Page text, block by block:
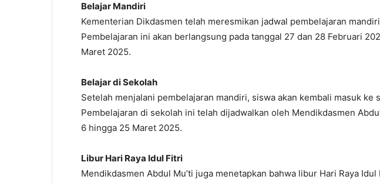
Belajar Mandiri
Kementerian Dikdasmen telah meresmikan jadwal pembelajaran
Pembelajaran ini akan berlangsung pada tanggal 27 dan 28 Februari
Maret 2025.
Belajar di Sekolah
Setelah menjalani pembelajaran mandiri, siswa akan kembali masuk ke
Pembelajaran di sekolah ini telah dijadwalkan oleh Mendikdasmen
6 hingga 25 Maret 2025.
Libur Hari Raya Idul Fitri
Mendikdasmen Abdul Mu’ti juga menetapkan bahwa libur Hari Raya